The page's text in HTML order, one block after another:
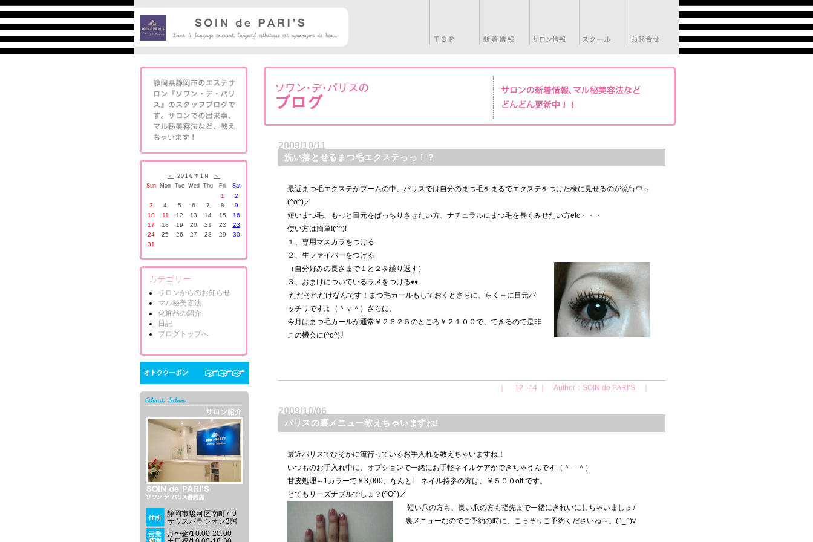
＜ 2016年1月
＞
Sun
Mon Tue Wed Thu Fri Sat
1
2
3
4 5 6 7 8
9
10
11 12 13 14 15
16
17
18 19 20 21 22
23
24
25 26 27 28 29
30
31
カテゴリー
サロンからのお知らせ
マル秘美容法
化粧品の紹介
日記
ブログトップへ
静岡市駿河区南町7-9
サウスパラシオン3階
月〜金/10:00-20:00
2009/10/11
洗い落とせるまつ毛エクステっっ！？
最近まつ毛エクステがブームの中、パリスでは自分のまつ毛をまるでエクステをつけた様に見せるのが流行中～
(^o^)／
短いまつ毛、もっと目元をぱっちりさせたい方、ナチュラルにまつ毛を長くみせたい方etc・・・
使い方は簡単!(^^)!
１、専用マスカラをつける
２、生ファイバーをつける
（自分好みの長さまで１と２を繰り返す）
３、おまけについているラメをつける♦♦
ただそれだけなんです！まつ毛カールもしておくとさらに、らく～に目元パ
ッチリですよ（＾ｖ＾）さらに、
今月はまつ毛カールが通常￥２６２５のところ￥２１００で、できるので是非
この機会に(^o^)丿
｜ 12 : 14 ｜ Author：SOIN de PARI’S ｜
2009/10/06
パリスの裏メニュー教えちゃいますね!
最近パリスでひそかに流行っているお手入れを教えちゃいますね！
いつものお手入れ中に、オプションで一緒にお手軽ネイルケアができちゃうんです（＾－＾）
甘皮処理～1カラーで￥3,000、なんと! ネイル持参の方は、￥５００off です。
とてもリーズナブルでしょ？(^O^)／
短い爪の方も、長い爪の方も指先まで一緒にきれいにしちゃいましょ♪
裏メニューなのでご予約の時に、こっそりご予約くださいね～。(^_^)v